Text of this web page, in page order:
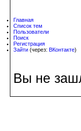
Главная
Список тем
Пользователи
Поиск
Регистрация
Зайти (через: ВКонтакте)
Вы не